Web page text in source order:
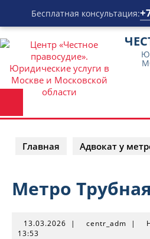
Бесплатная консультация:
Перейти
к
содержимому
Главная Адвокат у
Метро Трубная
13.03.2026 13.03.2026
| centr_adm |
13:53